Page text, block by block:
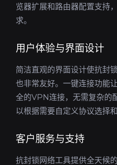
览器扩展和路由器配置支持
求。
用户体验与界面设计
简洁直观的界面设计使抗封
也非常友好。一键连接功能
全的VPN连接，无需复杂的
以根据需要自定义协议选择
客户服务与支持
抗封锁网络工具提供全天候